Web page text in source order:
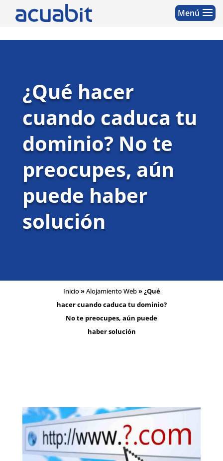
¿Qué hacer
cuando caduca tu
dominio? No te
preocupes, aún
puede haber
solución
Inicio»Alojamiento Web»¿Qué
hacer cuando caduca tu dominio?
No te preocupes, aún puede
haber solución